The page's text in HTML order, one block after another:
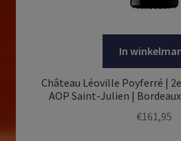
In
Château Léoville Poyferré |
AOP Saint-Julien |
€161,95